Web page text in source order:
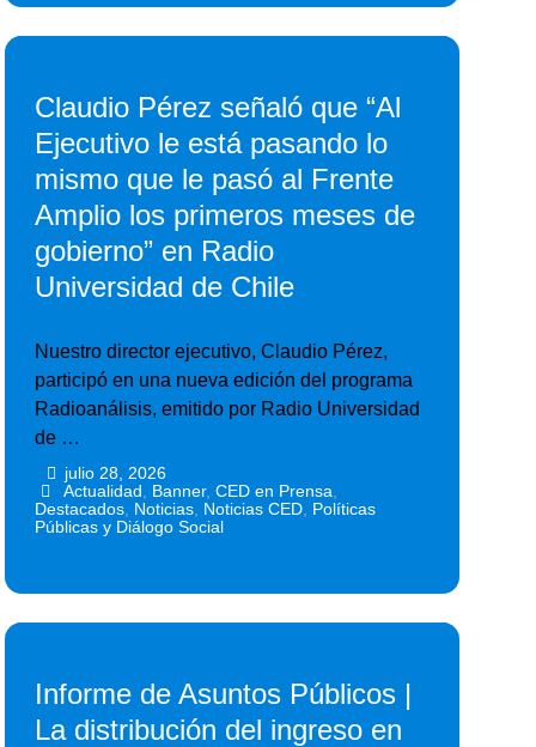
Claudio Pérez señaló que “Al
Ejecutivo le está pasando lo
mismo que le pasó al Frente
Amplio los primeros meses de
gobierno” en Radio
Universidad de Chile
Nuestro director ejecutivo, Claudio Pérez,
participó en una nueva edición del programa
Radioanálisis, emitido por Radio Universidad
de …
julio 28, 2026
Actualidad Banner, CED en Prensa
Destacados Noticias Noticias CED Políticas
Públicas y Diálogo Social
Informe de Asuntos Públicos |
La distribución del ingreso en